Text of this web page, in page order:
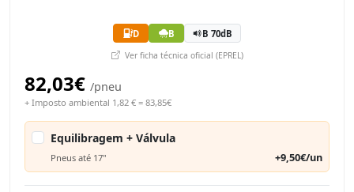
D B B 70dB
Ver ficha técnica oficial (EPREL)
82,03€ /pneu
+ Imposto ambiental 1,82 € = 83,85€
Equilibragem + Válvula
Pneus até 17" +9,50€/un